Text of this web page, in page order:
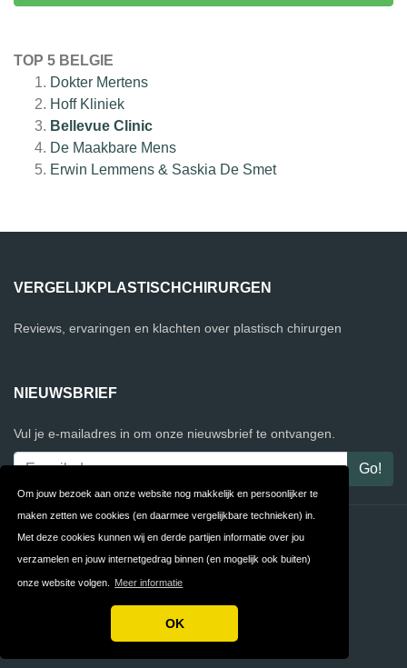
Om jouw bezoek aan onze website nog makkelijk en persoonlijker te
maken zetten we cookies (en daarmee vergelijkbare technieken) in.
Met deze cookies kunnen wij en derde partijen informatie over jou
verzamelen en jouw internetgedrag binnen (en mogelijk ook buiten)
onze website volgen. Meer informatie
OK
TOP 5 BELGIE
Dokter Mertens
Hoff Kliniek
Bellevue Clinic
De Maakbare Mens
Erwin Lemmens & Saskia De Smet
VERGELIJKPLASTISCHCHIRURGEN
Reviews, ervaringen en klachten over plastisch chirurgen
NIEUWSBRIEF
Vul je e-mailadres in om onze nieuwsbrief te ontvangen.
Contact Privacy
Algemene FAQ
Copyright © 2026 VergelijkPlastischChirurgen